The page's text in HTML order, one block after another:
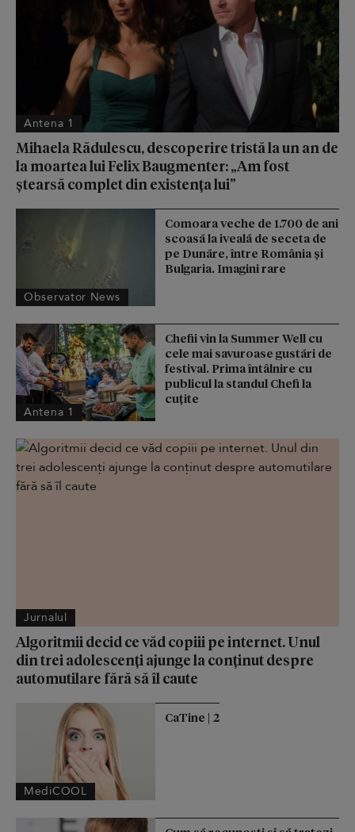
Antena 1
Mihaela Rădulescu, descoperire tristă la un an de
la moartea lui Felix Baugmenter: „Am fost
ștearsă complet din existența lui”
Observator News
Comoara veche de 1.700 de ani
scoasă la iveală de seceta de
pe Dunăre, între România şi
Bulgaria. Imagini rare
Antena 1
Chefii vin la Summer Well cu
cele mai savuroase gustări de
festival. Prima întâlnire cu
publicul la standul Chefi la
cuțite
Jurnalul
Algoritmii decid ce văd copiii pe internet. Unul
din trei adolescenți ajunge la conținut despre
automutilare fără să îl caute
MediCOOL
CaTine | 2